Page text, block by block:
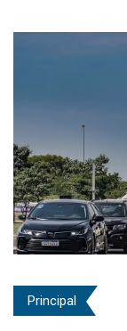
Principal